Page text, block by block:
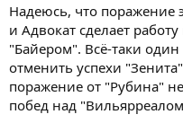
Надеюсь, что поражение
и Адвокат сделает
"Байером". Всё-таки
отменить успехи
поражение от "Рубина"
побед над